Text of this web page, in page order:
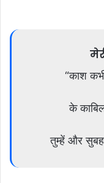
“काश
के
तुम्हें और सुबह